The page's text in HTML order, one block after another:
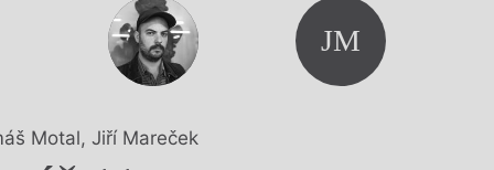
JM
Motal, Jiří Mareček